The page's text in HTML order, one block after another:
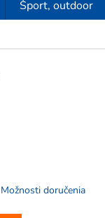
Šport, outdoor
Možnosti doručenia